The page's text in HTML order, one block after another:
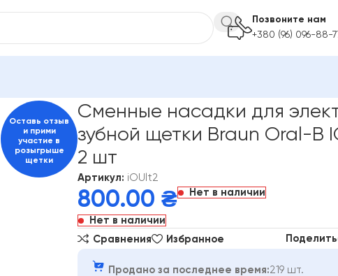
Позвоните нам
+380 (96) 096-88-
Оставь отзыв
и прими
участие в
розыгрыше
щетки
Сменные насадки для
зубной щетки Braun Oral-B
2 шт
Артикул: iOUlt2
800.00 ₴ Нет в наличии
Нет в наличии
Сравнения
Избранное
Продано за последнее время:219 шт.